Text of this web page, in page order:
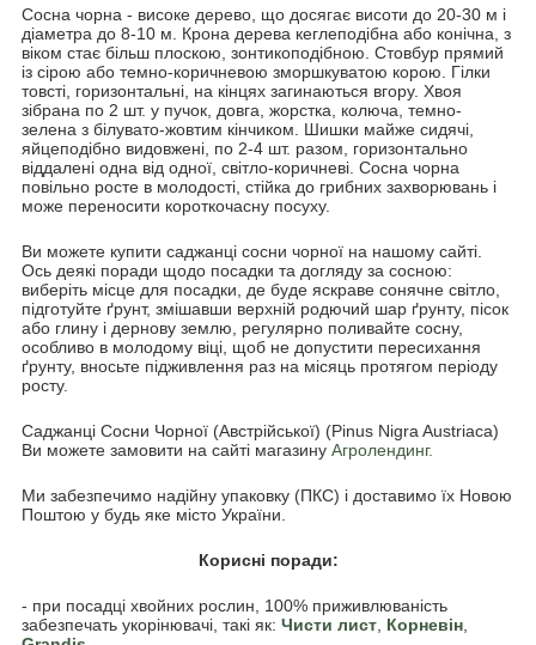
Сосна чорна - високе дерево, що досягає висоти до 20-30 м і
діаметра до 8-10 м. Крона дерева кеглеподібна або конічна, з
віком стає більш плоскою, зонтикоподібною. Стовбур прямий
із сірою або темно-коричневою зморшкуватою корою. Гілки
товсті, горизонтальні, на кінцях загинаються вгору. Хвоя
зібрана по 2 шт. у пучок, довга, жорстка, колюча, темно-
зелена з білувато-жовтим кінчиком. Шишки майже сидячі,
яйцеподібно видовжені, по 2-4 шт. разом, горизонтально
віддалені одна від одної, світло-коричневі. Сосна чорна
повільно росте в молодості, стійка до грибних захворювань і
може переносити короткочасну посуху.
Ви можете купити саджанці сосни чорної на нашому сайті.
Ось деякі поради щодо посадки та догляду за сосною:
виберіть місце для посадки, де буде яскраве сонячне світло,
підготуйте ґрунт, змішавши верхній родючий шар ґрунту, пісок
або глину і дернову землю, регулярно поливайте сосну,
особливо в молодому віці, щоб не допустити пересихання
ґрунту, вносьте підживлення раз на місяць протягом періоду
росту.
Саджанці Сосни Чорної (Австрійської) (Pinus Nigra Austriaca)
Ви можете замовити на сайті магазину Агролендинг.
Ми забезпечимо надійну упаковку (ПКС) і доставимо їх Новою
Поштою у будь яке місто України.
Корисні поради:
- при посадці хвойних рослин, 100% приживлюваність
забезпечать укорінювачі, такі як: Чисти лист Корневін